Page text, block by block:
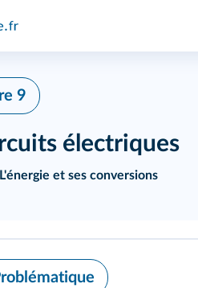
9
électriques
et ses conversions